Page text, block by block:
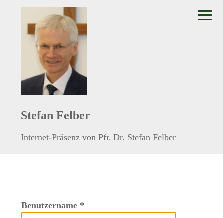
Stefan Felber
Internet-Präsenz von Pfr. Dr. Stefan Felber
Benutzername*
≡